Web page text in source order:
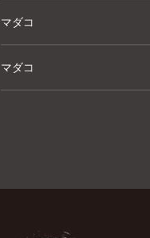
マダコ
マダコ